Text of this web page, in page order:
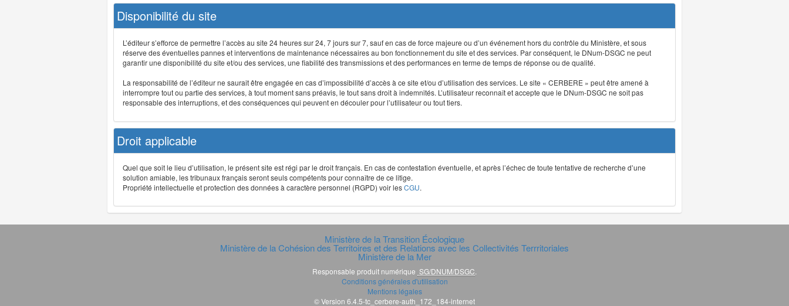
Disponibilité du site
L’éditeur s’efforce de permettre l’accès au site 24 heures sur 24, 7 jours sur 7, sauf en cas de force majeure ou d’un événement hors du contrôle du Ministère, et sous
réserve des éventuelles pannes et interventions de maintenance nécessaires au bon fonctionnement du site et des services. Par conséquent, le DNum-DSGC ne peut
garantir une disponibilité du site et/ou des services, une fiabilité des transmissions et des performances en terme de temps de réponse ou de qualité.
La responsabilité de l’éditeur ne saurait être engagée en cas d’impossibilité d’accès à ce site et/ou d’utilisation des services. Le site « CERBERE » peut être amené à
interrompre tout ou partie des services, à tout moment sans préavis, le tout sans droit à indemnités. L’utilisateur reconnaît et accepte que le DNum-DSGC ne soit pas
responsable des interruptions, et des conséquences qui peuvent en découler pour l’utilisateur ou tout tiers.
Droit applicable
Quel que soit le lieu d’utilisation, le présent site est régi par le droit français. En cas de contestation éventuelle, et après l’échec de toute tentative de recherche d’une
solution amiable, les tribunaux français seront seuls compétents pour connaître de ce litige.
Propriété intellectuelle et protection des données à caractère personnel (RGPD) voir lesCGU.
Ministère de la Transition Écologique
Ministère de la Cohésion des Territoires et des Relations avec les Collectivités Terrritoriales
Ministère de la Mer
Responsable produit numérique SG/DNUM/DSGC
Conditions générales d'utilisation
Mentions légales
© Version 6.4.5-tc_cerbere-auth_172_184-internet